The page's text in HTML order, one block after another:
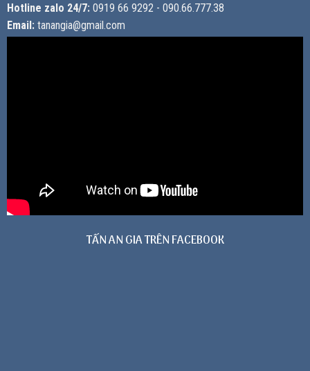
Hotline zalo 24/7: 0919 66 9292 - 090.66.777.38
Email: tanangia@gmail.com
TẤN AN GIA TRÊN FACEBOOK